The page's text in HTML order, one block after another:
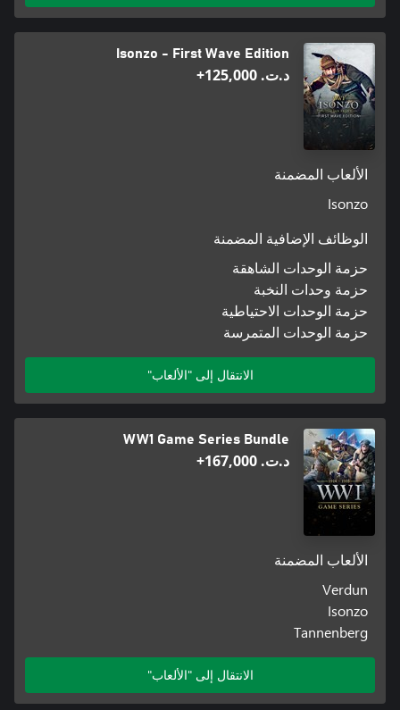
Isonzo - First Wave Edition
د.ت.‏ 125,000+
الألعاب المضمنة
Isonzo
الوظائف الإضافية المضمنة
حزمة الوحدات الشاهقة
حزمة وحدات النخبة
حزمة الوحدات الاحتياطية
حزمة الوحدات المتمرسة
الانتقال إلى "الألعاب"
WW1 Game Series Bundle
د.ت.‏ 167,000+
الألعاب المضمنة
Verdun
Isonzo
Tannenberg
الانتقال إلى "الألعاب"